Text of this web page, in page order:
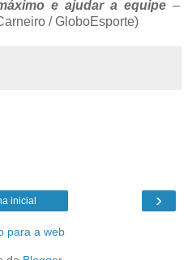
e ajudar a equipe –
/ GloboEsporte)
›
inicial
para a web